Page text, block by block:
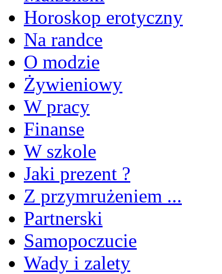
Horoskop erotyczny
Na randce
O modzie
Żywieniowy
W pracy
Finanse
W szkole
Jaki prezent ?
Z przymrużeniem ...
Partnerski
Samopoczucie
Wady i zalety